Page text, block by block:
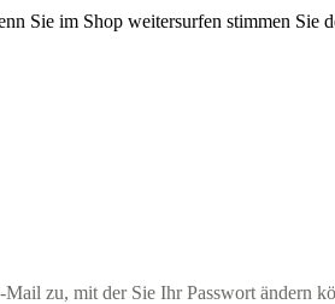
Sie im Shop weitersurfen stimmen Sie
zu, mit der Sie Ihr Passwort ändern